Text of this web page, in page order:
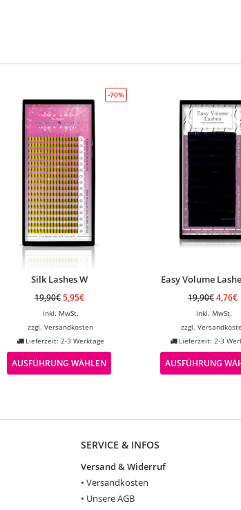
-70%
Silk Lashes W
19,90€ 5,95€
inkl. MwSt.
zzgl.Versandkosten
Lieferzeit: 2-3 Werktage
AUSFÜHRUNG WÄHLEN
Easy Volume
19,90€ 4,76€
inkl. MwSt.
zzgl.
Lieferzeit: 2-3
AUSFÜHRUNG
SERVICE & INFOS
Versand & Widerruf
• Versandkosten
• Unsere AGB